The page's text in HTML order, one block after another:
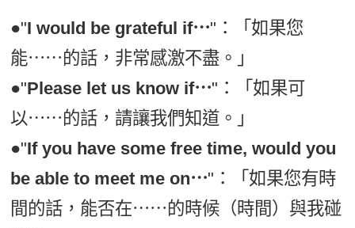
●"I would be grateful if⋯"：「如果您
能⋯⋯的話，非常感激不盡。」
●"Please let us know if⋯"：「如果可
以⋯⋯的話，請讓我們知道。」
●"If you have some free time, would you
be able to meet me on⋯"：「如果您有時
間的話，能否在⋯⋯的時候（時間）與我碰